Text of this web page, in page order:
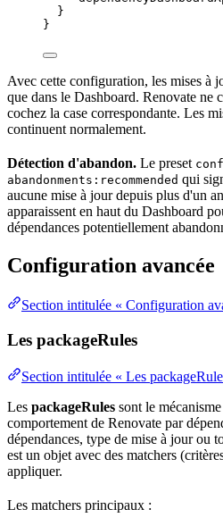
}
}
Avec cette configuration, les mises à
que dans le Dashboard. Renovate ne
cochez la case correspondante. Les
continuent normalement.
Détection d'abandon. Le preset
abandonments:recommended qui
aucune mise à jour depuis plus d'un
apparaissent en haut du Dashboard
dépendances potentiellement
Configuration avancée
Section intitulée « Configuration
Les packageRules
Section intitulée « Les
Les packageRules sont le
comportement de Renovate par
dépendances, type de mise à jour ou
est un objet avec des matchers
appliquer.
Les matchers principaux :